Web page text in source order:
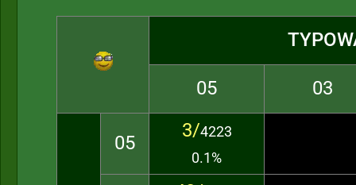
05 03
05
3/4223
0.1%